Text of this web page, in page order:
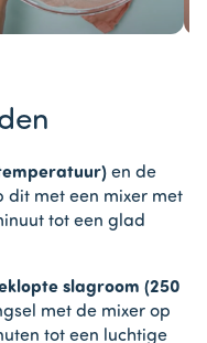
en de
dit met een mixer met
tot een glad
slagroom (250
met de mixer op
tot een luchtige